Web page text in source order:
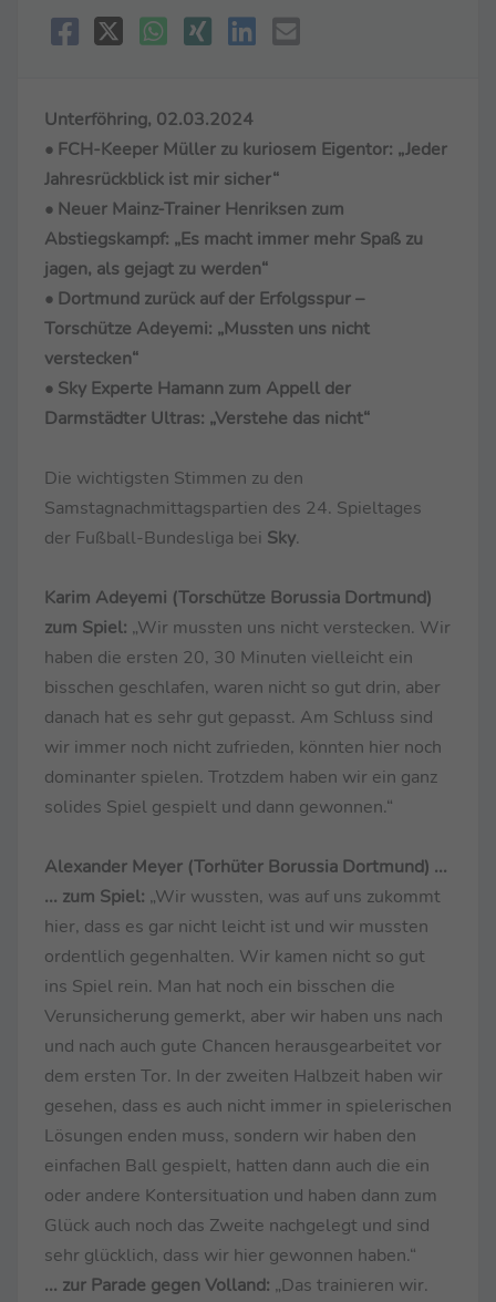
Unterföhring, 02.03.2024
• FCH-Keeper Müller zu kuriosem Eigentor: „Jeder
Jahresrückblick ist mir sicher“
• Neuer Mainz-Trainer Henriksen zum
Abstiegskampf: „Es macht immer mehr Spaß zu
jagen, als gejagt zu werden“
• Dortmund zurück auf der Erfolgsspur –
Torschütze Adeyemi: „Mussten uns nicht
verstecken“
• Sky Experte Hamann zum Appell der
Darmstädter Ultras: „Verstehe das nicht“
Die wichtigsten Stimmen zu den
Samstagnachmittagspartien des 24. Spieltages
der Fußball-Bundesliga bei Sky.
Karim Adeyemi (Torschütze Borussia Dortmund)
zum Spiel: „Wir mussten uns nicht verstecken. Wir
haben die ersten 20, 30 Minuten vielleicht ein
bisschen geschlafen, waren nicht so gut drin, aber
danach hat es sehr gut gepasst. Am Schluss sind
wir immer noch nicht zufrieden, könnten hier noch
dominanter spielen. Trotzdem haben wir ein ganz
solides Spiel gespielt und dann gewonnen.“
Alexander Meyer (Torhüter Borussia Dortmund) ...
... zum Spiel: „Wir wussten, was auf uns zukommt
hier, dass es gar nicht leicht ist und wir mussten
ordentlich gegenhalten. Wir kamen nicht so gut
ins Spiel rein. Man hat noch ein bisschen die
Verunsicherung gemerkt, aber wir haben uns nach
und nach auch gute Chancen herausgearbeitet vor
dem ersten Tor. In der zweiten Halbzeit haben wir
gesehen, dass es auch nicht immer in spielerischen
Lösungen enden muss, sondern wir haben den
einfachen Ball gespielt, hatten dann auch die ein
oder andere Kontersituation und haben dann zum
Glück auch noch das Zweite nachgelegt und sind
sehr glücklich, dass wir hier gewonnen haben.“
... zur Parade gegen Volland: „Das trainieren wir.